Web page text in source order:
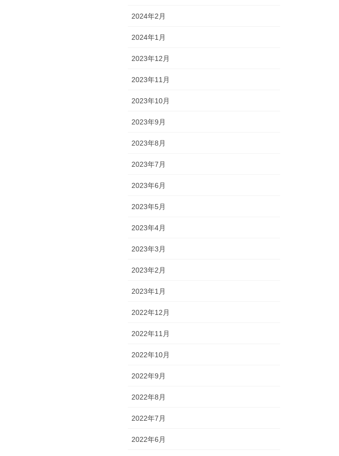
2024年2月
2024年1月
2023年12月
2023年11月
2023年10月
2023年9月
2023年8月
2023年7月
2023年6月
2023年5月
2023年4月
2023年3月
2023年2月
2023年1月
2022年12月
2022年11月
2022年10月
2022年9月
2022年8月
2022年7月
2022年6月